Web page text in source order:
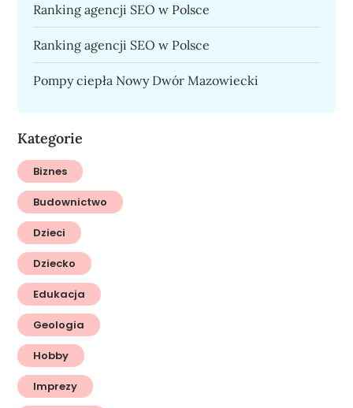
Ranking agencji SEO w Polsce
Ranking agencji SEO w Polsce
Pompy ciepła Nowy Dwór Mazowiecki
Kategorie
Biznes
Budownictwo
Dzieci
Dziecko
Edukacja
Geologia
Hobby
Imprezy